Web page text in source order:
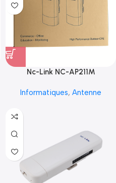
Nc-Link NC-AP211M
Informatiques, Antenne